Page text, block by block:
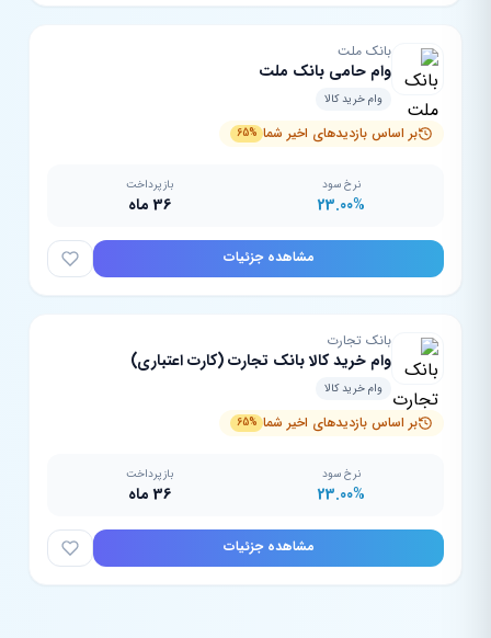
بانک ملت
وام حامی بانک ملت
وام خرید کالا
بر اساس بازدیدهای اخیر شما 65%
نرخ سود
23.00%
بازپرداخت
36 ماه
مشاهده جزئیات
بانک تجارت
وام خرید کالا بانک تجارت (کارت اعتباری)
وام خرید کالا
بر اساس بازدیدهای اخیر شما 65%
نرخ سود
23.00%
بازپرداخت
36 ماه
مشاهده جزئیات